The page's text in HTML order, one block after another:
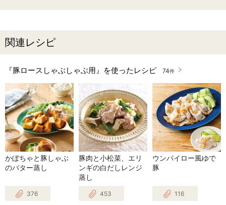
関連レシピ
『豚ロースしゃぶしゃぶ用』を使ったレシピ 74件
かぼちゃと豚しゃぶ
のバター蒸し
376
豚肉と小松菜、エリ
ンギの白だしレンジ
蒸し
453
ウンパイロー風ゆで
豚
116